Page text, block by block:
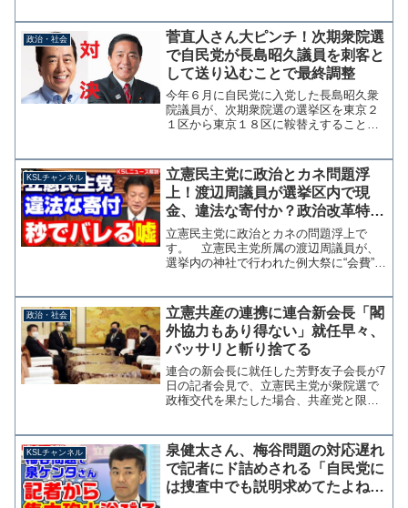
となると自民公明で650万票も落としたが
立憲民主党はわ...
政治・社会
菅直人さん大ピンチ！次期衆院選
で自民党が長島昭久議員を刺客と
して送り込むことで最終調整
今年６月に自民党に入党した長島昭久衆
院議員が、次期衆院選の選挙区を東京２
１区から東京１８区に鞍替えすることで
となる。長島氏は菅内閣で防衛政務官を
務めていた。出典：長島昭...
KSLチャンネル
立憲民主党に政治とカネ問題浮
上！渡辺周議員が選挙区内で現
金、違法な寄付か？政治改革特別
委員長なのに秒でバレる嘘をつく
【KSLチャンネル】
立憲民主党に政治とカネの問題浮上で
す。 立憲民主党所属の渡辺周議員が、
選挙内の神社で行われた例大祭に“会費”名
は政治家が選挙区内で寄付を行うことは
一切禁止されていて、こ...
政治・社会
立憲共産の連携に連合新会長「閣
外協力もあり得ない」就任早々、
バッサリと斬り捨てる
連合の新会長に就任した芳野友子会長が7
日の記者会見で、立憲民主党が衆院選で
政権交代を果たした場合、共産党と限定
ない」と述べ、共産党と距離を置くこれ
までの連合の姿勢を引き...
KSLチャンネル
泉健太さん、梅谷問題の対応遅れ
で記者にド詰めされる「自民党に
は捜査中でも説明求めてたよね？